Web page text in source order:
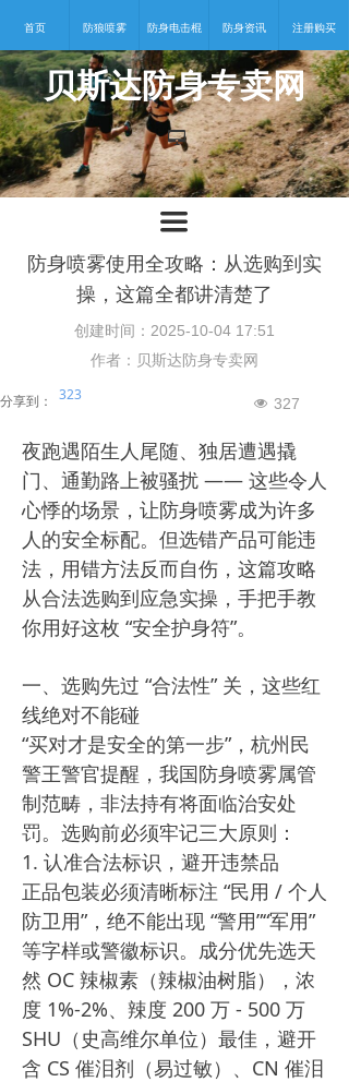
贝斯达防身专卖网
首页 防狼喷雾 防身电击棍 防身资讯 注册购买
넡
防身喷雾使用全攻略：从选购到实
操，这篇全都讲清楚了
夜跑遇陌生人尾随、独居遭遇撬
门、通勤路上被骚扰 —— 这些令人
心悸的场景，让防身喷雾成为许多
人的安全标配。但选错产品可能违
法，用错方法反而自伤，这篇攻略
从合法选购到应急实操，手把手教
你用好这枚 “安全护身符”。​
一、选购先过 “合法性” 关，这些红
线绝对不能碰​
“买对才是安全的第一步”，杭州民
警王警官提醒，我国防身喷雾属管
制范畴，非法持有将面临治安处
罚。选购前必须牢记三大原则：​
1. 认准合法标识，避开违禁品​
正品包装必须清晰标注 “民用 / 个人
防卫用”，绝不能出现 “警用”“军用”
等字样或警徽标识。成分优先选天
然 OC 辣椒素（辣椒油树脂），浓
度 1%-2%、辣度 200 万 - 500 万
SHU（史高维尔单位）最佳，避开
含 CS 催泪剂（易过敏）、CN 催泪
넶 327
分享到： 323
创建时间： 2025-10-04 17:51
作者：贝斯达防身专卖网
끀